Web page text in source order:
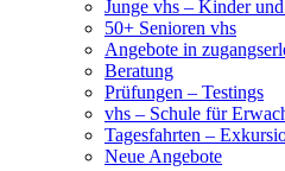
Junge vhs – Kinder
50+ Senioren vhs
Angebote in
Beratung
Prüfungen – Testings
vhs – Schule für
Tagesfahrten –
Neue Angebote